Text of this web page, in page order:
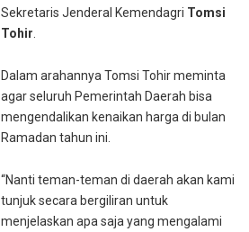
Sekretaris Jenderal Kemendagri Tomsi
Tohir
Dalam arahannya Tomsi Tohir meminta
agar seluruh Pemerintah Daerah bisa
mengendalikan kenaikan harga di bulan
Ramadan tahun ini.
“Nanti teman-teman di daerah akan kami
tunjuk secara bergiliran untuk
menjelaskan apa saja yang mengalami